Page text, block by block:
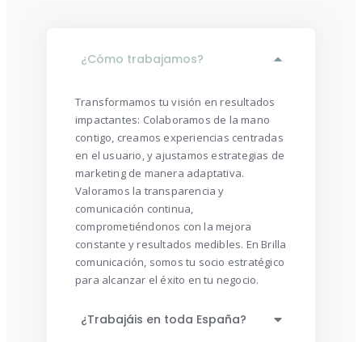
¿Cómo trabajamos?
Transformamos tu visión en resultados
impactantes: Colaboramos de la mano
contigo, creamos experiencias centradas
en el usuario, y ajustamos estrategias de
marketing de manera adaptativa.
Valoramos la transparencia y
comunicación continua,
comprometiéndonos con la mejora
constante y resultados medibles. En Brilla
comunicación, somos tu socio estratégico
para alcanzar el éxito en tu negocio.
¿Trabajáis en toda España?